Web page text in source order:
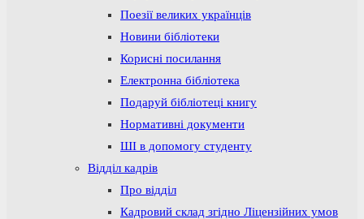
Поезії великих українців
Новини бібліотеки
Корисні посилання
Електронна бібліотека
Подаруй бібліотеці книгу
Нормативні документи
ШІ в допомогу студенту
Відділ кадрів
Про відділ
Кадровий склад згідно Ліцензійних умов